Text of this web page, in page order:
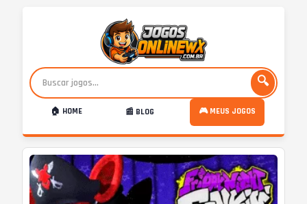
🔍
🏠 HOME 📰 BLOG 🎮 MEUS JOGOS